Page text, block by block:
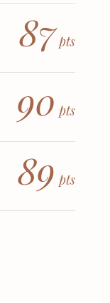
87 pts
90 pts
89 pts